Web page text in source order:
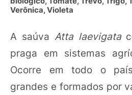
Verônica, Violeta
A saúva Atta laevigata
praga em sistemas
Ocorre em todo o
grandes e formados por